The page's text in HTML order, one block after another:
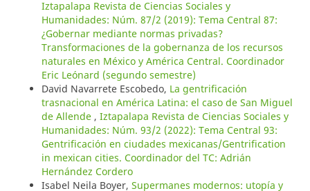
Iztapalapa Revista de Ciencias Sociales y
Humanidades: Núm. 87/2 (2019): Tema Central 87:
¿Gobernar mediante normas privadas?
Transformaciones de la gobernanza de los recursos
naturales en México y América Central. Coordinador
Eric Leónard (segundo semestre)
David Navarrete Escobedo, La gentrificación
trasnacional en América Latina: el caso de San Miguel
de Allende , Iztapalapa Revista de Ciencias Sociales y
Humanidades: Núm. 93/2 (2022): Tema Central 93:
Gentrificación en ciudades mexicanas/Gentrification
in mexican cities. Coordinador del TC: Adrián
Hernández Cordero
Isabel Neila Boyer, Supermanes modernos: utopía y